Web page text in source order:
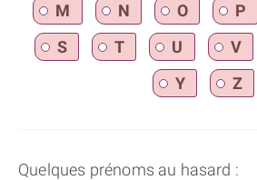
M
N O P
S
T U V
Y
Z
Quelques prénoms au hasard :